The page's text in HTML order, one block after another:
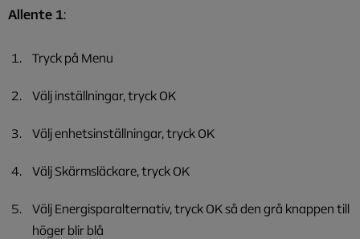
Allente 1:
Tryck på Menu
Välj inställningar, tryck OK
Välj enhetsinställningar, tryck OK
Välj Skärmsläckare, tryck OK
Välj Energisparalternativ, tryck OK så den grå knappen till
höger blir blå